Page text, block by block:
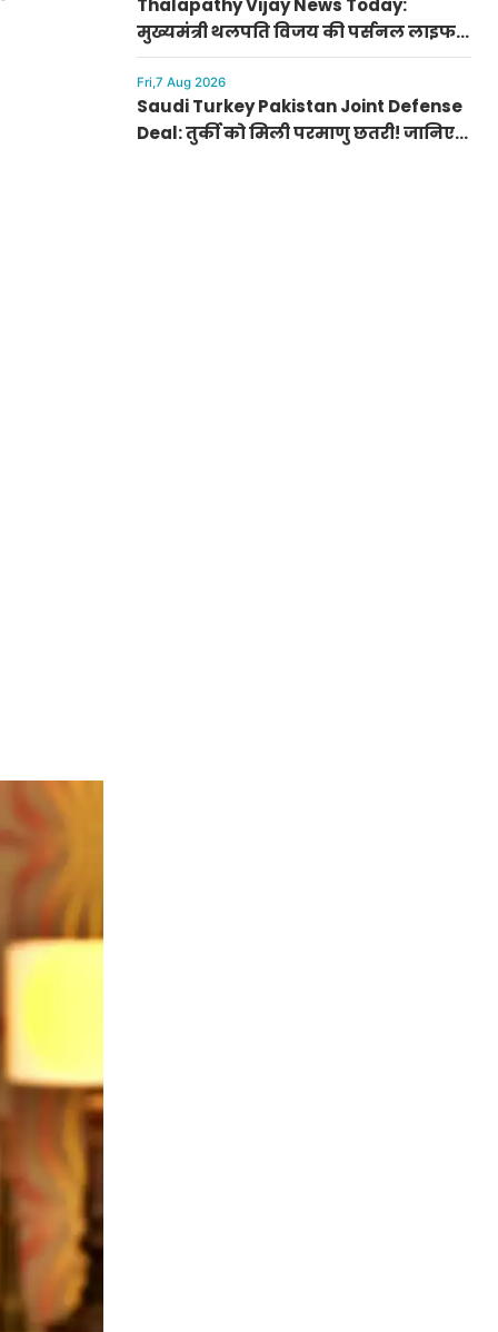
Thalapathy Vijay News Today:
मुख्यमंत्री थलपति विजय की पर्सनल लाइफ
से जुड़ी बड़ी खबर, पत्नी संगीता संग सुलझा
विवाद
Fri,7 Aug 2026
Saudi Turkey Pakistan Joint Defense
Deal: तुर्की को मिली परमाणु छतरी! जानिए